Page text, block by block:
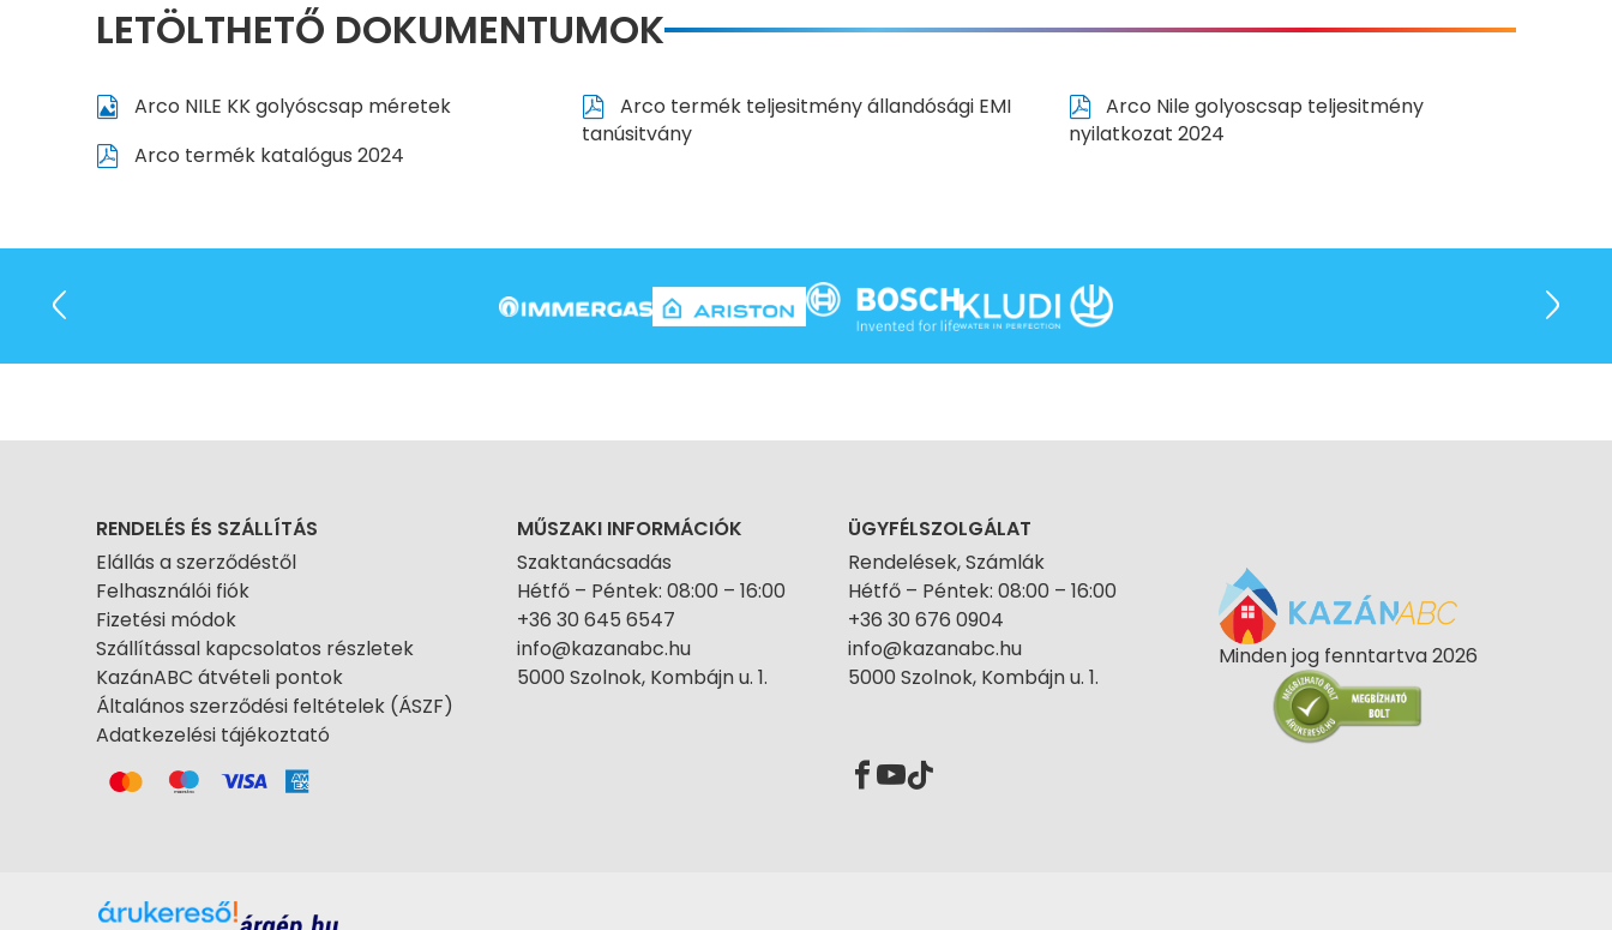
LETÖLTHETŐ DOKUMENTUMOK
Arco NILE KK golyóscsap méretek
Arco termék katalógus 2024
Arco termék teljesitmény állandósági EMI
tanúsitvány
Arco Nile golyoscsap teljesitmény
nyilatkozat 2024
RENDELÉS ÉS SZÁLLÍTÁS
Elállás a szerződéstől
Felhasználói fiók
Fizetési módok
Szállítással kapcsolatos részletek
KazánABC átvételi pontok
Általános szerződési feltételek (ÁSZF)
Adatkezelési tájékoztató
MŰSZAKI INFORMÁCIÓK
Szaktanácsadás
Hétfő – Péntek: 08:00 – 16:00
+36 30 645 6547
info@kazanabc.hu
5000 Szolnok, Kombájn u. 1.
ÜGYFÉLSZOLGÁLAT
Rendelések, Számlák
Hétfő – Péntek: 08:00 – 16:00
+36 30 676 0904
info@kazanabc.hu
5000 Szolnok, Kombájn u. 1.
Minden jog fenntartva 2026